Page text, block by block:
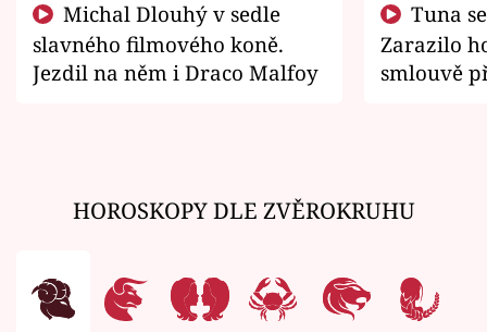
slavného filmového koně.
Jezdil na něm i Draco Malfoy
Zarazilo
smlouvě
HOROSKOPY DLE ZVĚROKRUHU